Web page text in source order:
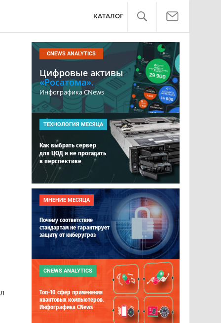
КАТАЛОГ
CNEWS ANALYTICS
Цифровые активы
«Росатома».
Инфографика CNews
ТЕХНОЛОГИЯ МЕСЯЦА
Как выбрать сервер
для ЦОД и не прогадать
в перспективе
МНЕНИЕ МЕСЯЦА
Почему соответствие
стандартам не гарантирует
защиту от киберугроз
CNEWS ANALYTICS
Топ-10 сфер применения
квантовых компьютеров.
Инфографика CNews